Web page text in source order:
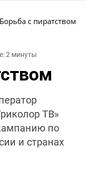
Борьба с пиратством
2 минуты
ТВ»
по
и странах